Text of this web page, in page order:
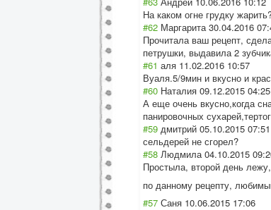
На каком огне грудку
#62 Маргарита 30.04.2016
Прочитала ваш рецепт,
петрушки, выдавила 2
#61 аля 11.02.2016 10:57
Вуаля.5/9мин и вкусно и
#60 Наталия 09.12.2015 04:25
А еще очень вкусно,когда
панировочных
#59 дмитрий 05.10.2015 07:51
сельдерей не сгорел?
#58 Людмила 04.10.2015
Простыла, второй день
по данному рецепту,
#57 Саня 10.06.2015 17:06